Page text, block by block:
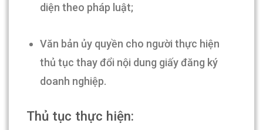
diện theo pháp luật;
Văn bản ủy quyền cho người thực hiện
thủ tục thay đổi nội dung giấy đăng ký
doanh nghiệp.
Thủ tục thực hiện: